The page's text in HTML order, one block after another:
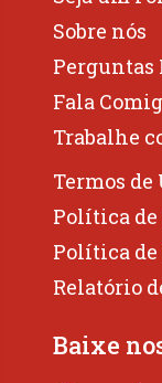
Sobre nós
Perguntas
Fala
Trabalhe
Termos de
Política
Política de
Relatório
Baixe